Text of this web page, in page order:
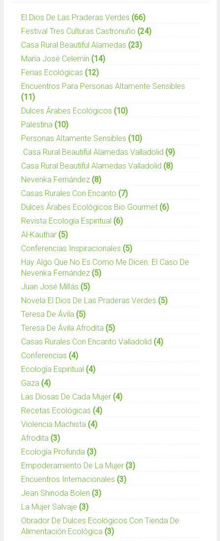
El Dios De Las Praderas Verdes (66)
Festival Tres Culturas Castronuño (24)
Casa Rural Beautiful Alamedas (23)
María José Celemín (14)
Ferias Ecológicas (12)
Encuentros Para Personas Altamente Sensibles
(11)
Dulces Árabes Ecológicos (10)
Palestina (10)
Personas Altamente Sensibles (10)
.casa Rural Beautiful Alamedas Valladolid (9)
Casa Rural Beautiful Alamedas Valladolid (8)
Nevenka Fernández (8)
Casas Rurales Con Encanto (7)
Dulces Árabes Ecológicos Bio Gourmet (6)
Revista Ecología Espiritual (6)
Al-Kauthar (5)
Conferencias Inspiracionales (5)
Hay Algo Que No Es Como Me Dicen. El Caso De
Nevenka Fernández (5)
Juan José Millás (5)
Novela El Dios De Las Praderas Verdes (5)
Teresa De Ávila (5)
Teresa De Ávila Afrodita (5)
Casas Rurales Con Encanto Valladolid (4)
Conferencias (4)
Ecología Espiritual (4)
Gaza (4)
Las Diosas De Cada Mujer (4)
Recetas Ecológicas (4)
Violencia Machista (4)
Afrodita (3)
Ecología Profunda (3)
Empoderamiento De La Mujer (3)
Encuentros Internacionales (3)
Jean Shinoda Bolen (3)
La Mujer Salvaje (3)
Obrador De Dulces Ecológicos Con Tienda De
Alimentación Ecológica (3)